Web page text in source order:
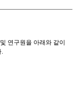
연구원을 아래와 같이
.
5